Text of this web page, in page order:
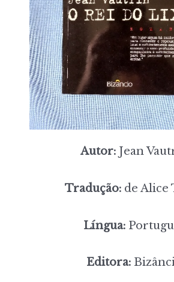
Autor: Jean
Tradução: de Alice
Língua:
Editora: